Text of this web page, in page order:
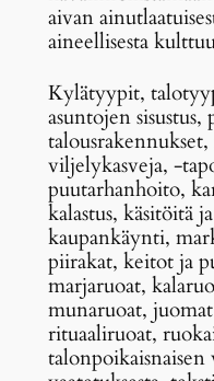
aivan
aineellisesta
Kylätyypit,
asuntojen
viljelykasveja, -
puutarhanhoito,
kalastus, käsitöitä
kaupankäynti,
piirakat, keitot ja
marjaruoat,
munaruoat,
rituaaliruoat,
talonpoikaisnaisen